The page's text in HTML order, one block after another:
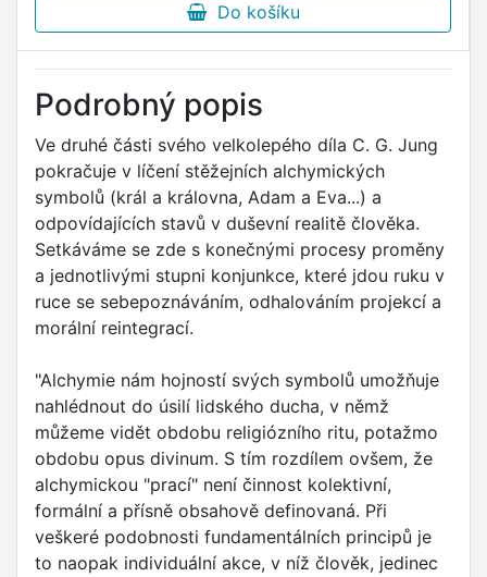
Do košíku
Podrobný popis
Ve druhé části svého velkolepého díla C. G. Jung
pokračuje v líčení stěžejních alchymických
symbolů (král a královna, Adam a Eva...) a
odpovídajících stavů v duševní realitě člověka.
Setkáváme se zde s konečnými procesy proměny
a jednotlivými stupni konjunkce, které jdou ruku v
ruce se sebepoznáváním, odhalováním projekcí a
morální reintegrací.
"Alchymie nám hojností svých symbolů umožňuje
nahlédnout do úsilí lidského ducha, v němž
můžeme vidět obdobu religiózního ritu, potažmo
obdobu opus divinum. S tím rozdílem ovšem, že
alchymickou "prací" není činnost kolektivní,
formální a přísně obsahově definovaná. Při
veškeré podobnosti fundamentálních principů je
to naopak individuální akce, v níž člověk, jedinec